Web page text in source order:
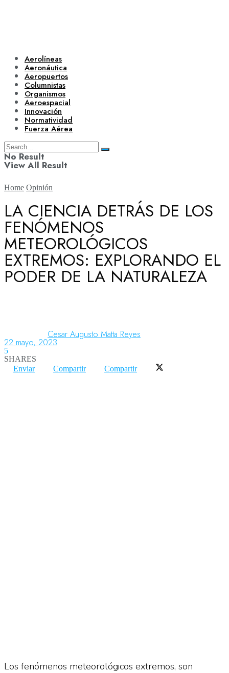
Aerolíneas
Aeronáutica
Aeropuertos
Columnistas
Organismos
Aeroespacial
Innovación
Normatividad
Fuerza Aérea
No Result
View All Result
Aerolíneas
Aeronáutica
Columnistas
Organismos
Home Opinión
LA CIENCIA DETRÁS DE LOS
FENÓMENOS
METEOROLÓGICOS
EXTREMOS: EXPLORANDO EL
PODER DE LA NATURALEZA
Cesar Augusto Matta Reyes
22 mayo, 2023
5
SHARES
Enviar
Compartir Compartir
Los fenómenos meteorológicos extremos, son